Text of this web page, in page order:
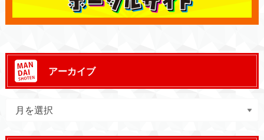
アーカイブ